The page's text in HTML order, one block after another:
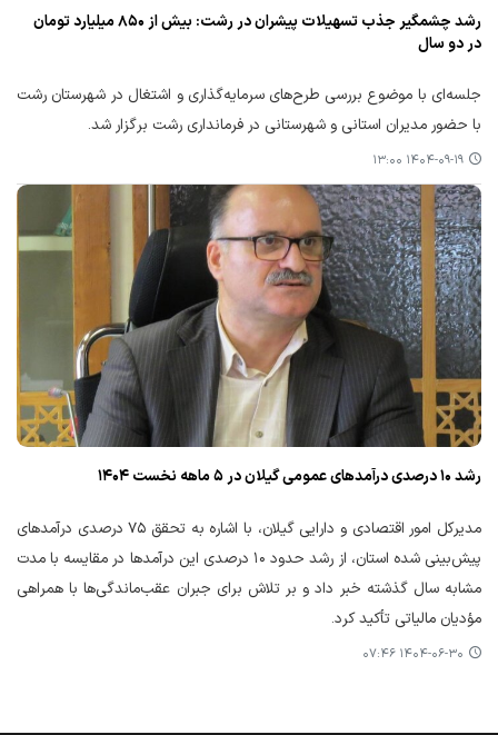
رشد چشمگیر جذب تسهیلات پیشران در رشت: بیش از ۸۵۰ میلیارد تومان
در دو سال
جلسه‌ای با موضوع بررسی طرح‌های سرمایه‌گذاری و اشتغال در شهرستان رشت
با حضور مدیران استانی و شهرستانی در فرمانداری رشت برگزار شد.
۱۴۰۴-۰۹-۱۹ ۱۳:۰۰
رشد ۱۰ درصدی درآمدهای عمومی گیلان در ۵ ماهه نخست ۱۴۰۴
مدیرکل امور اقتصادی و دارایی گیلان، با اشاره به تحقق ۷۵ درصدی درآمدهای
پیش‌بینی شده استان، از رشد حدود ۱۰ درصدی این درآمدها در مقایسه با مدت
مشابه سال گذشته خبر داد و بر تلاش برای جبران عقب‌ماندگی‌ها با همراهی
مؤدیان مالیاتی تأکید کرد.
۱۴۰۴-۰۶-۳۰ ۰۷:۴۶